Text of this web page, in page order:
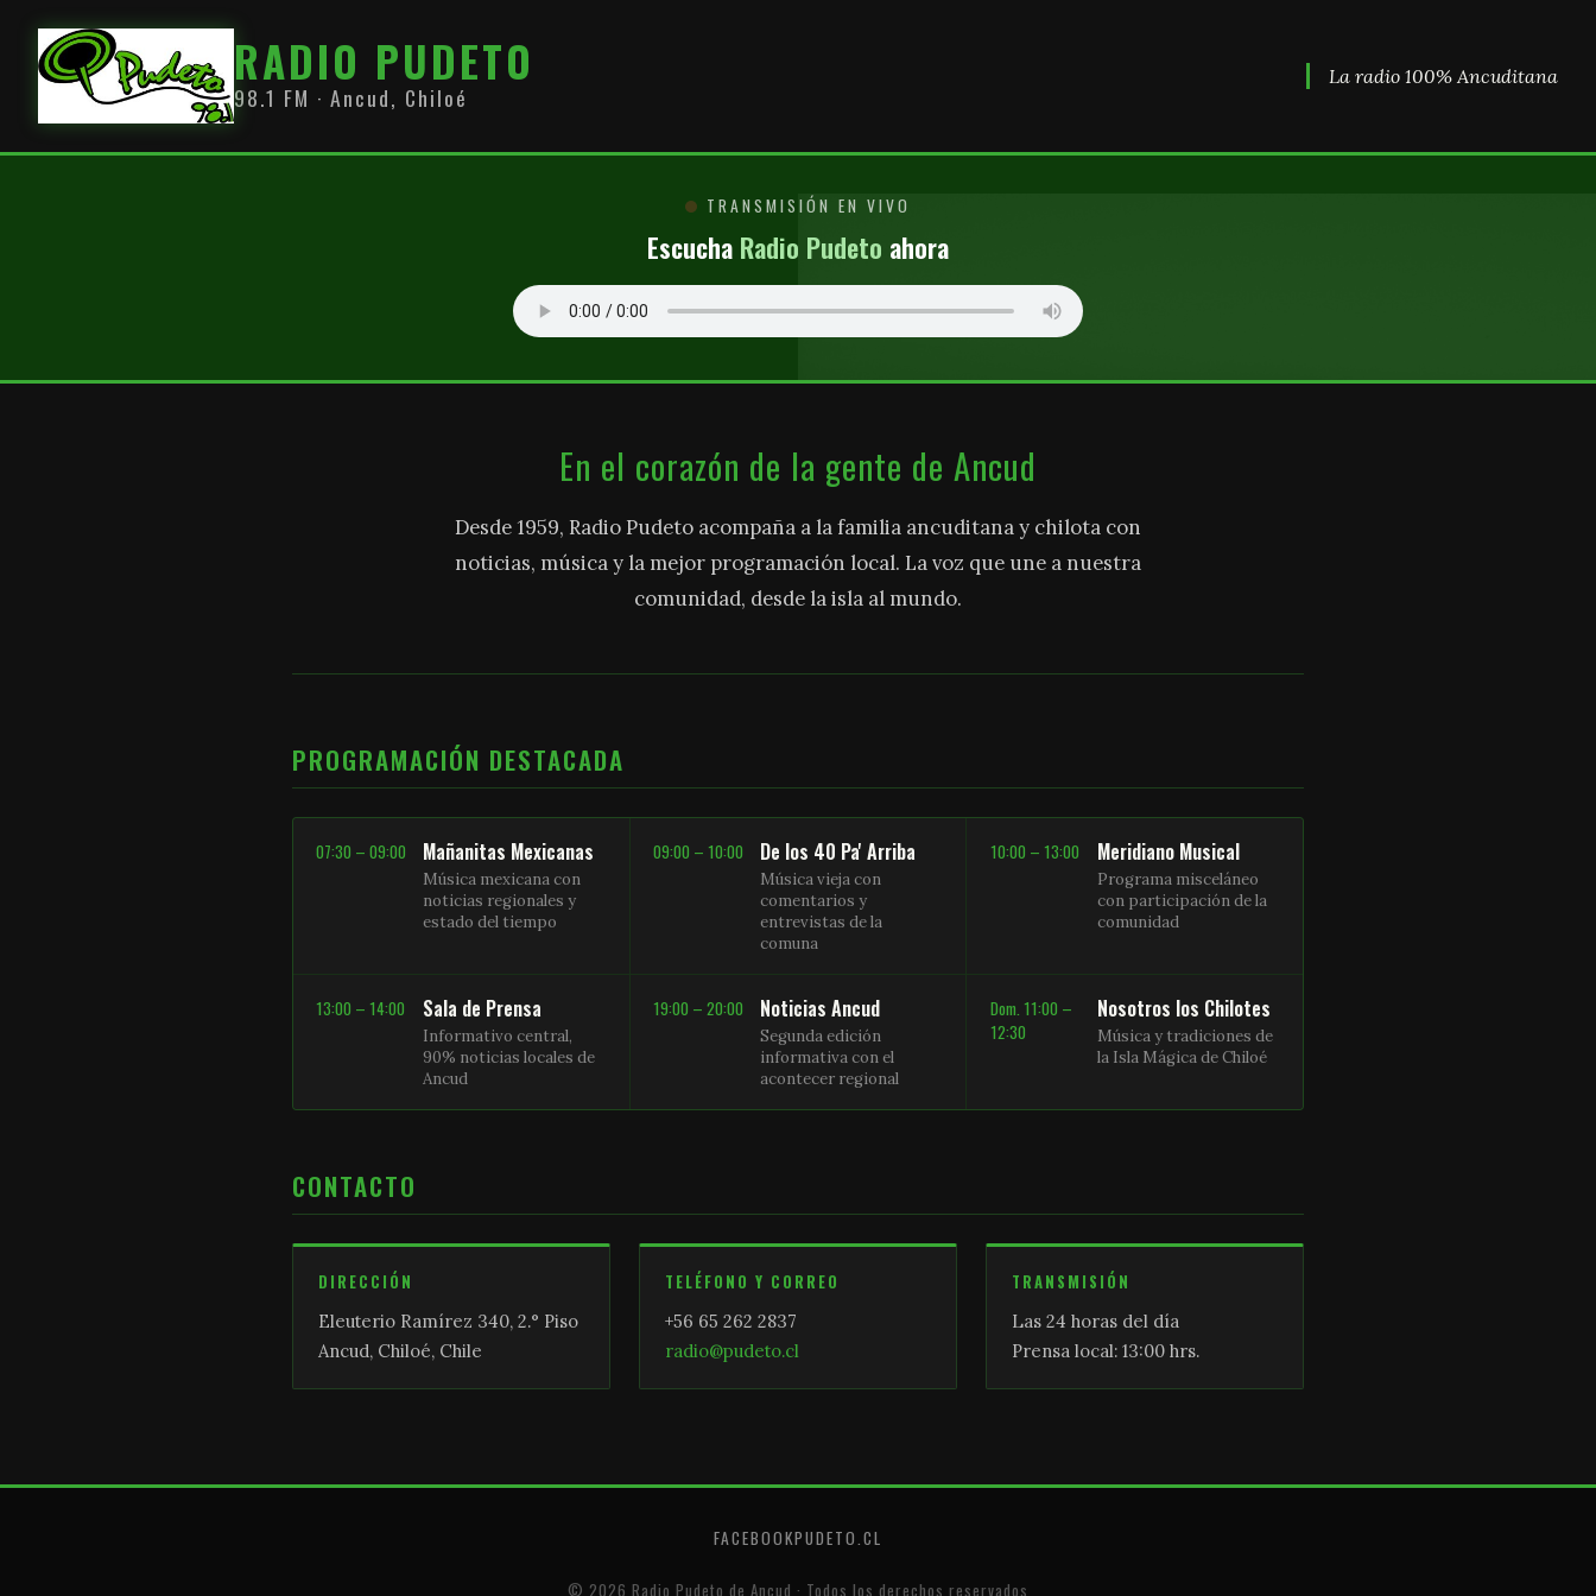
RADIO PUDETO
98.1 FM · Ancud, Chiloé
La radio 100% Ancuditana
TRANSMISIÓN EN VIVO
Escucha Radio Pudeto ahora
En el corazón de la gente de Ancud
Desde 1959, Radio Pudeto acompaña a la familia ancuditana y chilota con
noticias, música y la mejor programación local. La voz que une a nuestra
comunidad, desde la isla al mundo.
PROGRAMACIÓN DESTACADA
07:30 – 09:00 Mañanitas Mexicanas
Música mexicana con
noticias regionales y
estado del tiempo
09:00 – 10:00 De los 40 Pa' Arriba
Música vieja con
comentarios y
entrevistas de la
comuna
10:00 – 13:00 Meridiano Musical
Programa misceláneo
con participación de la
comunidad
13:00 – 14:00 Sala de Prensa
Informativo central,
90% noticias locales de
Ancud
19:00 – 20:00 Noticias Ancud
Segunda edición
informativa con el
acontecer regional
Dom. 11:00 –
12:30
Nosotros los Chilotes
Música y tradiciones de
la Isla Mágica de Chiloé
CONTACTO
DIRECCIÓN
Eleuterio Ramírez 340, 2.° Piso
Ancud, Chiloé, Chile
TELÉFONO Y CORREO
+56 65 262 2837
radio@pudeto.cl
TRANSMISIÓN
Las 24 horas del día
Prensa local: 13:00 hrs.
FACEBOOKPUDETO.CL
© 2026 Radio Pudeto de Ancud · Todos los derechos reservados